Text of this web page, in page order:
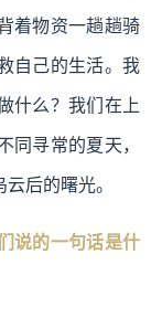
着物资一趟趟骑
自己的生活。我
什么？我们在上
同寻常的夏天，
后的曙光。
说的一句话是什